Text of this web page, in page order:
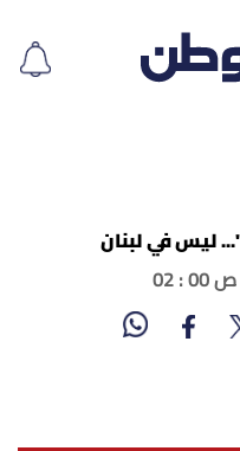
ليس في لبنان
02 : 00 ص